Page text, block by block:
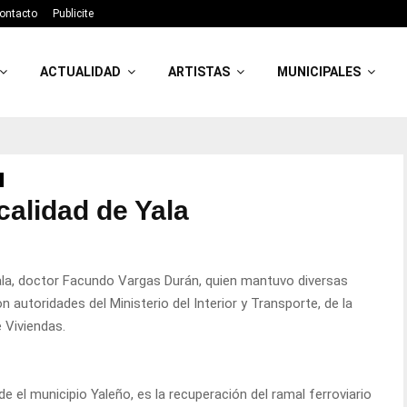
Publicite
ACTUALIDAD ARTISTAS MUNICIPALES
de Yala
doctor Facundo Vargas Durán, quien mantuvo diversas
autoridades del Ministerio del Interior y Transporte, de la
el municipio Yaleño, es la recuperación del ramal ferroviario